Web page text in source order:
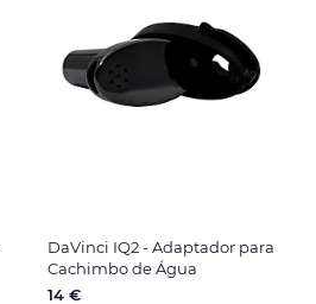
DaVinci IQ2 - Adaptador para
Cachimbo de Água
14 €